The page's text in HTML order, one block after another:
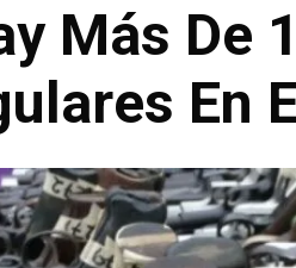
Más De
En